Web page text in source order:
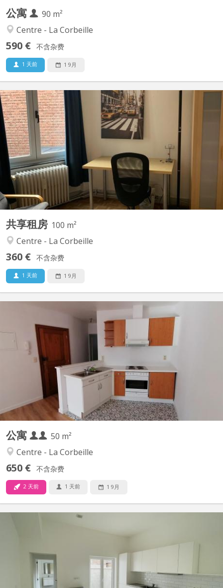
公寓
90 m²
Centre - La Corbeille
590 € 不含杂费
1 天前 1 9月
共享租房 100 m²
Centre - La Corbeille
360 € 不含杂费
1 天前 1 9月
Appartement trois chambres toutes libres avec un lavabo dans
chaque chambre- , outre une sddouche à partager- Situé au
centre, rue des Croisiers en face du SPÄR, proche de la gare, des
commerces Appartement situé au 3ème étage d'un immeuble
tres CALME comprenant un appartement par étage Bail du...
公寓
50 m²
Centre - La Corbeille
650 € 不含杂费
2 天前 1 天前 1 9月
IDEAL ETUDIANT(S), NAMUR CENTRE, PROXIMITÉ IMMEDIATE
UNIVERSITÉ, GARE, COMMERCES, AU 1 er ETAGE (SANS
ASCENSEUR), APPARTEMENT (+/-50 m²) 1 CHAMBRE.
COMPOSITION: séjour (+/- 30 m²), cuisine équipée américaine,
salle de bains, une chambre (+/-13m²), salle de douche. LIBRE AU
01/09/2026...
📍 3 chambres disponibles dans une agréable colocation à Saint-
Servais Vous recherchez une colocation calme, moderne et
idéalement située à proximité du centre de Namur ? Cette
colocation est faite pour vous ! Située Rue de Gembloux 97 à
5002 Saint-Servais, à seulement 10 minutes à pied de la gare...